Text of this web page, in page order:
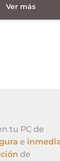
tu PC de
e
de